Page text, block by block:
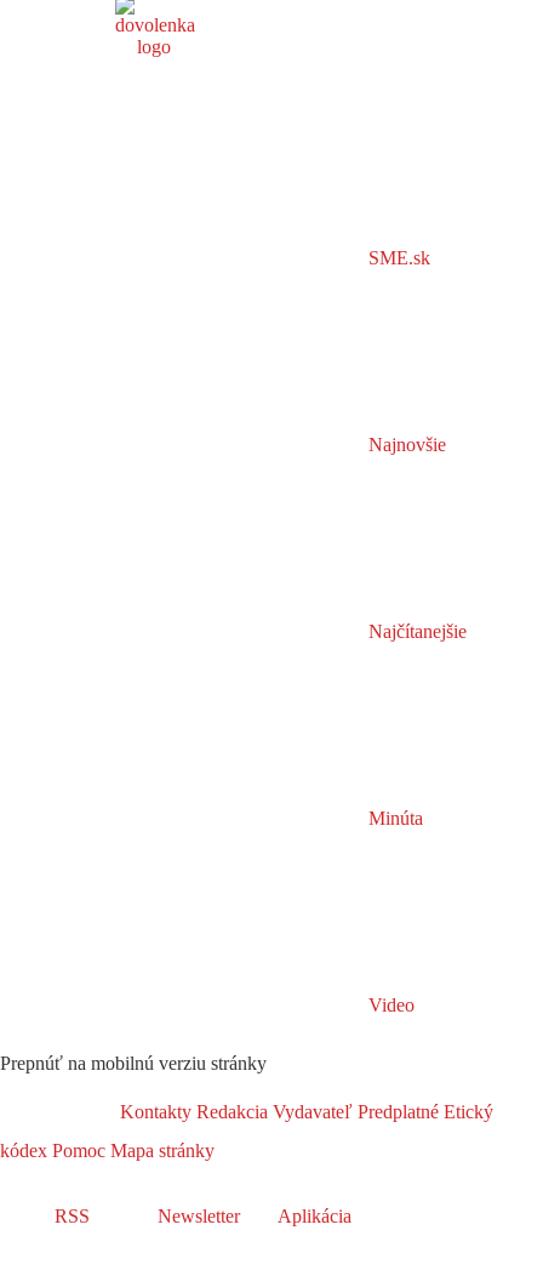
SME.sk
Najnovšie
Najčítanejšie
Minúta
Video
Prepnúť na mobilnú verziu stránky
Kontakty Redakcia Vydavateľ Predplatné Etický
kódex Pomoc Mapa stránky
RSS Newsletter Aplikácia